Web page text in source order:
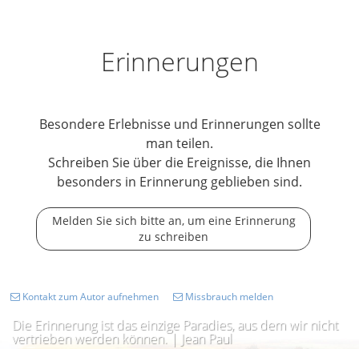
Erinnerungen
Besondere Erlebnisse und Erinnerungen sollte
man teilen.
Schreiben Sie über die Ereignisse, die Ihnen
besonders in Erinnerung geblieben sind.
Melden Sie sich bitte an, um eine Erinnerung
zu schreiben
Die Erinnerung ist das einzige Paradies, aus dem wir nicht
vertrieben werden können. | Jean Paul
Kontakt zum Autor aufnehmen Missbrauch melden